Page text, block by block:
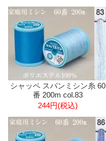
シャッペ スパンミシン糸 60
番 200m col.83
244円(税込)